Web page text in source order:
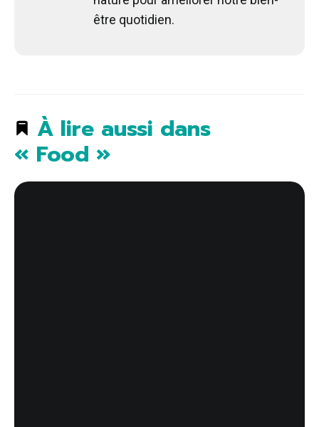
être quotidien.
À lire aussi dans
« Food »